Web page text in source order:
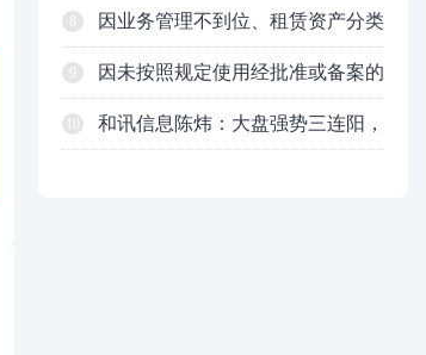
何搭上AI光模块快车？
涨超1%，突破多空通道
因业务管理不到位、租赁资产分类
不准确、数据质量管理不到位，时
任中车金融租赁有限公司业务二部
因未按照规定使用经批准或备案的
保险费率，给予投保人、被保险人
和讯信息陈炜：大盘强势三连阳，